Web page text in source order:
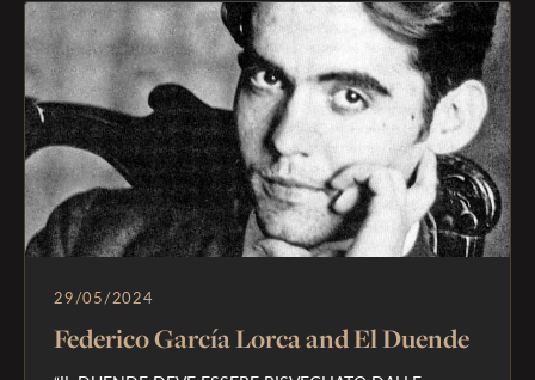
29/05/2024
Federico García Lorca and El Duende